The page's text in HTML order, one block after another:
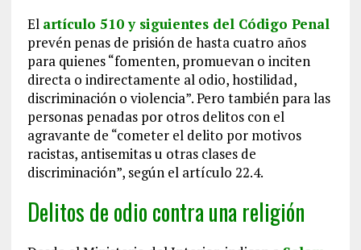
El artículo 510 y siguientes del Código Penal
prevén penas de prisión de hasta cuatro años
para quienes “fomenten, promuevan o inciten
directa o indirectamente al odio, hostilidad,
discriminación o violencia”. Pero también para las
personas penadas por otros delitos con el
agravante de “cometer el delito por motivos
racistas, antisemitas u otras clases de
discriminación”, según el artículo 22.4.
Delitos de odio contra una religión